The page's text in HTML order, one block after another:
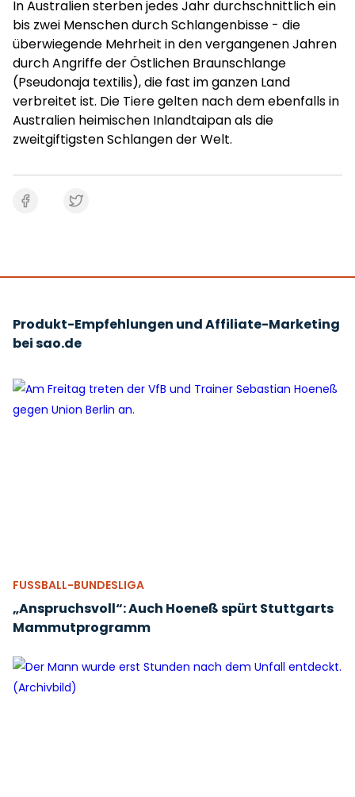
In Australien sterben jedes Jahr durchschnittlich ein
bis zwei Menschen durch Schlangenbisse - die
überwiegende Mehrheit in den vergangenen Jahren
durch Angriffe der Östlichen Braunschlange
(Pseudonaja textilis), die fast im ganzen Land
verbreitet ist. Die Tiere gelten nach dem ebenfalls in
Australien heimischen Inlandtaipan als die
zweitgiftigsten Schlangen der Welt.
Produkt-Empfehlungen und Affiliate-Marketing
bei sao.de
FUSSBALL-BUNDESLIGA
„Anspruchsvoll“: Auch Hoeneß spürt Stuttgarts
Mammutprogramm